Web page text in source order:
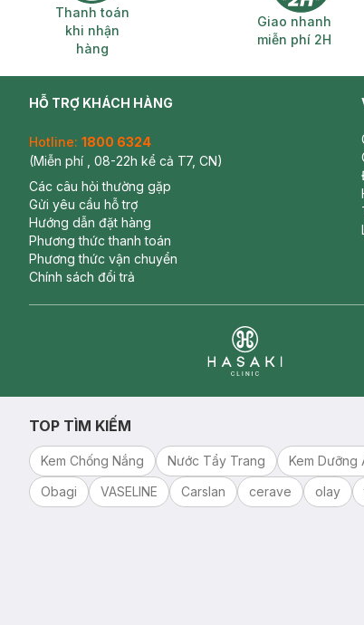
Thanh toán khi nhận hàng
Thanh toán
khi nhận
hàng
Giao
Giao nhanh
miễn phí 2H
HỖ TRỢ KHÁCH HÀNG
Hotline: 1800 6324
(Miễn phí , 08-22h kể cả T7, CN)
Các câu hỏi thường gặp
Gửi yêu cầu hỗ trợ
Hướng dẫn đặt hàng
Phương thức thanh toán
Phương thức vận chuyển
Chính sách đổi trả
TOP TÌM KIẾM
Kem Chống Nắng Nước Tẩy Trang Kem Dưỡng
Obagi
VASELINE Carslan cerave olay